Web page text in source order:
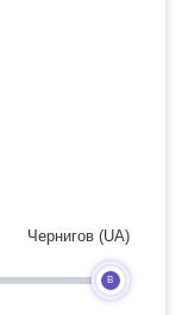
B
Чернигов (UA)